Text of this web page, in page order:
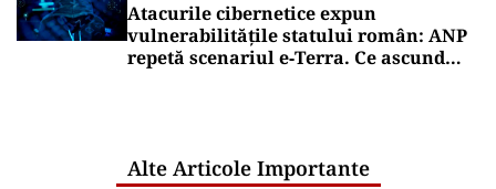
Atacurile cibernetice expun
vulnerabilitățile statului român: ANP
repetă scenariul e‑Terra. Ce ascund
Alte Articole Importante